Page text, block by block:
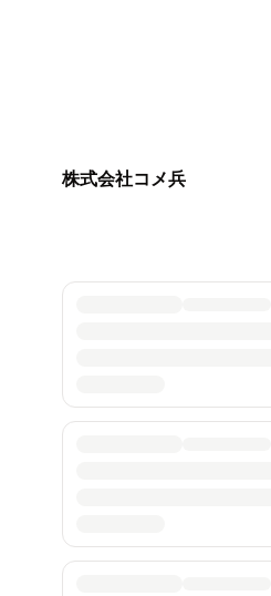
株式会社コメ兵